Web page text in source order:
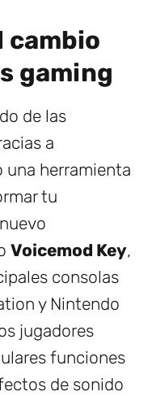
cambio
gaming
de las
a
una herramienta
tu
Voicemod Key,
consolas
y Nintendo
jugadores
funciones
de sonido